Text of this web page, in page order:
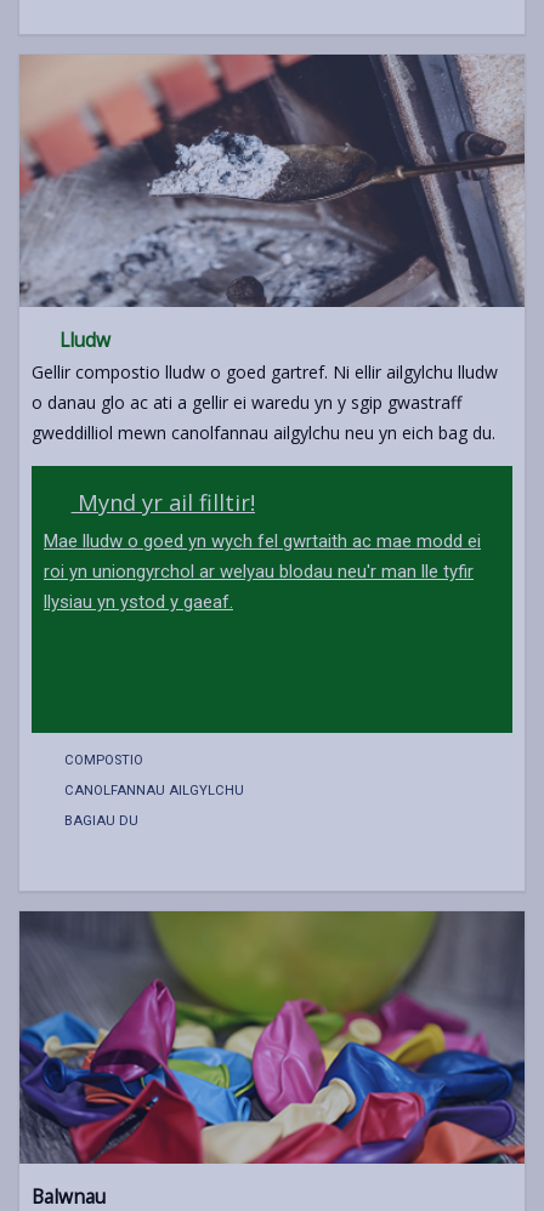
Lludw
Gellir compostio lludw o goed gartref. Ni ellir ailgylchu lludw
o danau glo ac ati a gellir ei waredu yn y sgip gwastraff
gweddilliol mewn canolfannau ailgylchu neu yn eich bag du.
Mynd yr ail filltir!
Mae lludw o goed yn wych fel gwrtaith ac mae modd ei
roi yn uniongyrchol ar welyau blodau neu'r man lle tyfir
llysiau yn ystod y gaeaf.
COMPOSTIO
CANOLFANNAU AILGYLCHU
BAGIAU DU
Balwnau